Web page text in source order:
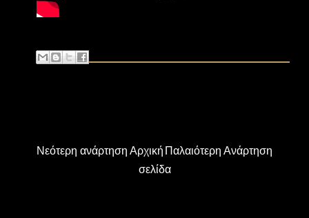
Νεότερη ανάρτηση Παλαιότερη Ανάρτηση
Αρχική
σελίδα